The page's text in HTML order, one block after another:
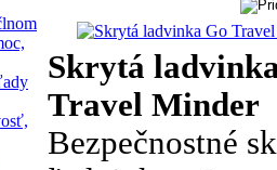
Skrytá
Travel Minder
Bezpečnostné